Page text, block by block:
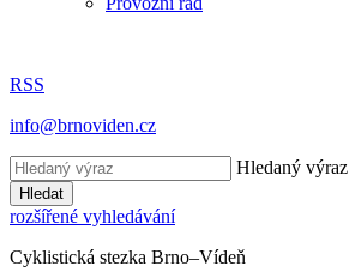
RSS
info@brnoviden.cz
Hledaný výraz
Hledat
rozšířené vyhledávání
Cyklistická stezka Brno–Vídeň